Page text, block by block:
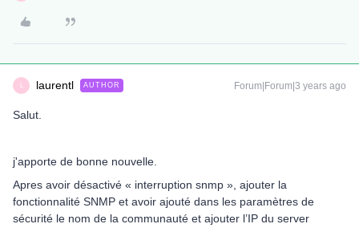
laurentl AUTHOR Forum|Forum|3 years ago
Salut.
j'apporte de bonne nouvelle.
Apres avoir désactivé « interruption snmp », ajouter la
fonctionnalité SNMP et avoir ajouté dans les paramètres de
sécurité le nom de la communauté et ajouter l’IP du server